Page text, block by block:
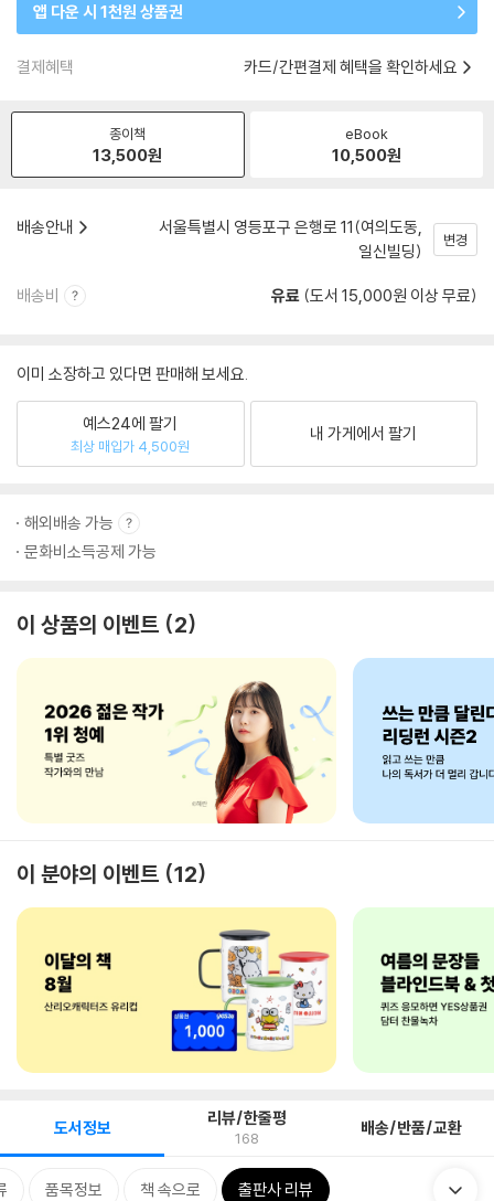
앱 다운 시 1천원 상품권
결제혜택 카드/간편결제 혜택을 확인하세요
종이책
13,500원
eBook
10,500원
배송안내
서울특별시 영등포구 은행로 11(여의도동,
일신빌딩)
변경
배송비 유료 (도서 15,000원 이상 무료)
이미 소장하고 있다면 판매해 보세요.
예스24에 팔기
최상 매입가 4,500원
내 가게에서 팔기
해외배송 가능
문화비소득공제 가능
이 상품의 이벤트 2
이 분야의 이벤트 12
도서정보 리뷰/한줄평
168 배송/반품/교환
품목정보 책 속으로 출판사 리뷰